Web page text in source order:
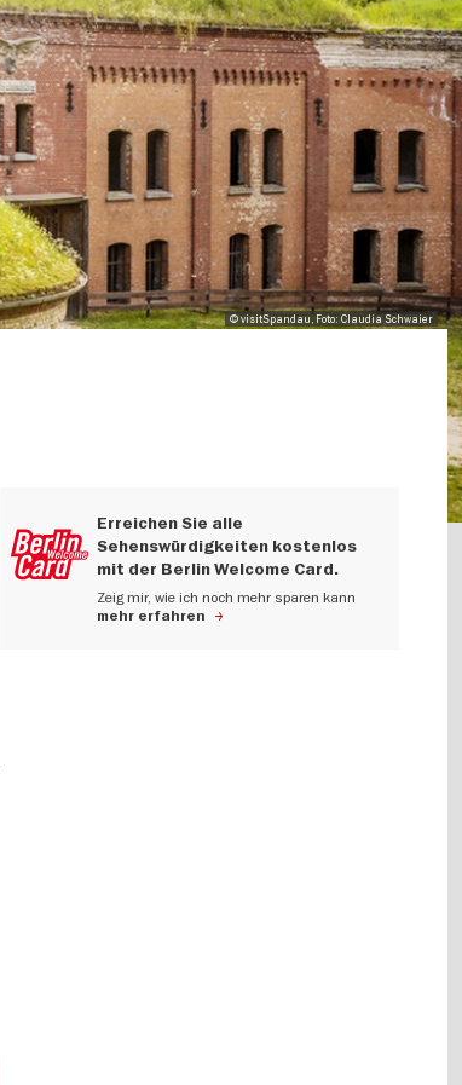
© visitSpandau, Foto: Claudia Schwaier
Erreichen Sie alle
Sehenswürdigkeiten kostenlos
mit der Berlin Welcome Card.
Zeig mir, wie ich noch mehr sparen kann
mehr erfahren